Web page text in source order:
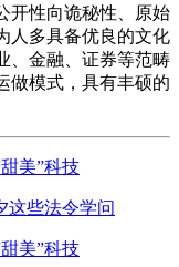
开性向诡秘性、原始
人多具备优良的文化
、金融、证券等范畴
做模式，具有丰硕的
美”科技
这些法令学问
美”科技